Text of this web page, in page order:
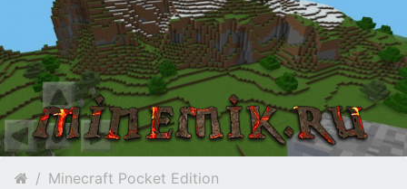
Minecraft Pocket Edition